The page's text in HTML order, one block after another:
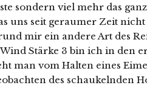
sondern viel mehr das
uns seit geraumer Zeit nicht
mir ein andere Art des
Stärke 3 bin ich in den
man vom Halten eines
des schaukelnden